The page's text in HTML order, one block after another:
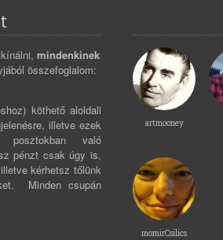
mindenkinek
összefoglalom:
köthető aloldali
illetve ezek
posztokban való
pénzt csak úgy is,
kérhetsz tőlünk
Minden csupán
artmooney
momirCsilics